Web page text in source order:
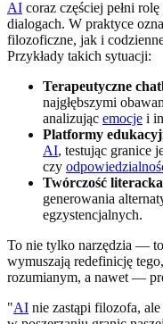
AI coraz częściej pełni
dialogach. W praktyce
filozoficzne, jak i
Przykłady takich sytuacji:
Terapeutyczne
najgłębszymi
analizując emocje i
Platformy
AI, testując granice
czy
Twórczość
generowania
egzystencjalnych.
To nie tylko narzędzia —
wymuszają redefinicję
rozumianym, a nawet —
"AI nie zastąpi filozofa,